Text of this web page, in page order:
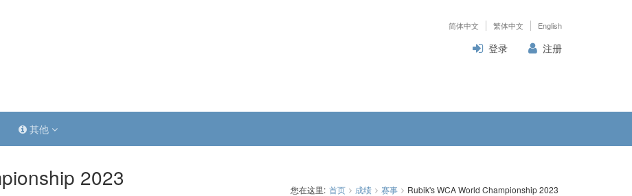
简体中文 繁体中文 English
登录 注册
其他
2023 您在这里: 首页 成绩 赛事 Rubik's WCA World Championship 2023